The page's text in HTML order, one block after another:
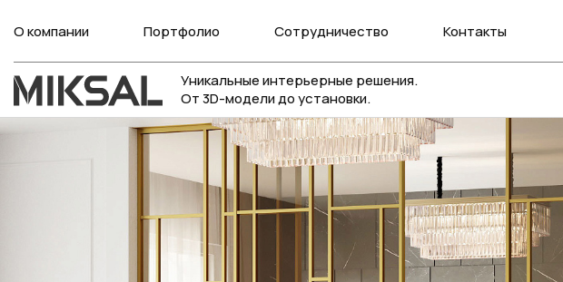
О компании Портфолио Сотрудничество Контакты
Уникальные интерьерные решения.
От 3D-модели до установки.